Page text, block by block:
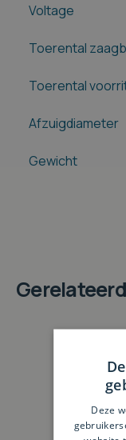
Voltage
Toerental
Toerental
Afzuigdiameter
Gewicht
Deze